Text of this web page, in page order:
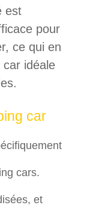
est
pour
ce qui en
idéale
car
cars.
et